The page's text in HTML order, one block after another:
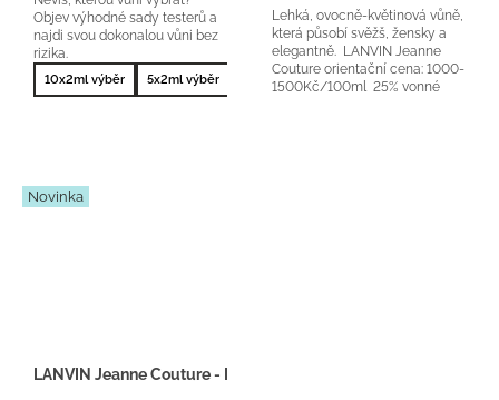
Objev výhodné sady testerů a
najdi svou dokonalou vůni bez
rizika.
10x2ml výběr 5x2ml výběr 10x2ml nejprodávanější 5x2ml
Lehká, ovocně-květinová vůně,
která působí svěžš, žensky a
elegantně. LANVIN Jeanne
Couture orientační cena: 1000-
1500Kč/100ml 25% vonné
Novinka
LANVIN Jeanne Couture - Inspirace F038 - tester 2ml